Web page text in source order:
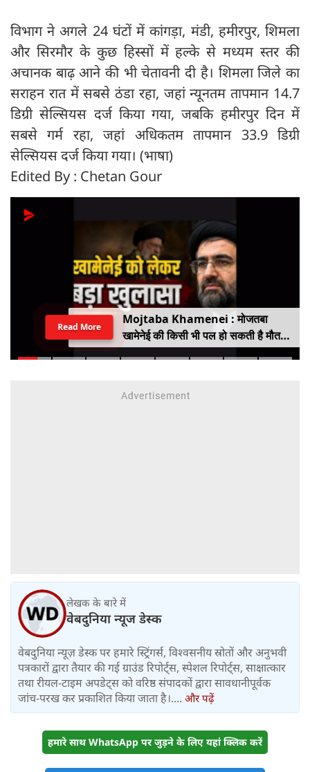
विभाग ने अगले 24 घंटों में कांगड़ा, मंडी, हमीरपुर, शिमला
और सिरमौर के कुछ हिस्सों में हल्के से मध्यम स्तर की
अचानक बाढ़ आने की भी चेतावनी दी है। शिमला जिले का
सराहन रात में सबसे ठंडा रहा, जहां न्यूनतम तापमान 14.7
डिग्री सेल्सियस दर्ज किया गया, जबकि हमीरपुर दिन में
सबसे गर्म रहा, जहां अधिकतम तापमान 33.9 डिग्री
सेल्सियस दर्ज किया गया। (भाषा)
Edited By : Chetan Gour
Mojtaba Khamenei : मोजतबा
खामेनेई की किसी भी पल हो सकती है मौत,
इजराइली मीडिया के दावे के बीच सामने आया
Read More
लेखक के बारे में
वेबदुनिया न्यूज डेस्क
वेबदुनिया न्यूज़ डेस्क पर हमारे स्ट्रिंगर्स, विश्वसनीय स्रोतों और अनुभवी
पत्रकारों द्वारा तैयार की गई ग्राउंड रिपोर्ट्स, स्पेशल रिपोर्ट्स, साक्षात्कार
तथा रीयल-टाइम अपडेट्स को वरिष्ठ संपादकों द्वारा सावधानीपूर्वक
जांच-परख कर प्रकाशित किया जाता है।.... और पढ़ें
हमारे साथ WhatsApp पर जुड़ने के लिए यहां क्लिक करें